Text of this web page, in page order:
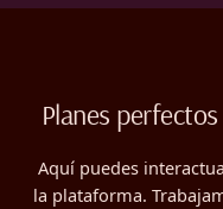
Planes
Aquí puedes
la plataforma.